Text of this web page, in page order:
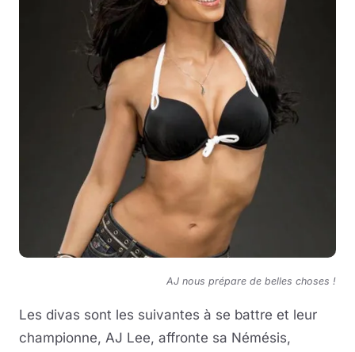
AJ nous prépare de belles choses !
Les divas sont les suivantes à se battre et leur
championne, AJ Lee, affronte sa Némésis,